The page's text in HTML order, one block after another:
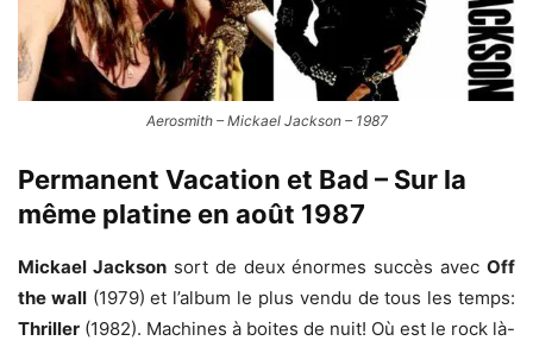
Aerosmith – Mickael Jackson – 1987
Permanent Vacation et Bad – Sur la
même platine en août 1987
Mickael Jacksonsort de deux énormes succès avec Off
the wall(1979) et l’album le plus vendu de tous les temps:
Thriller (1982). Machines à boites de nuit! Où est le rock là-